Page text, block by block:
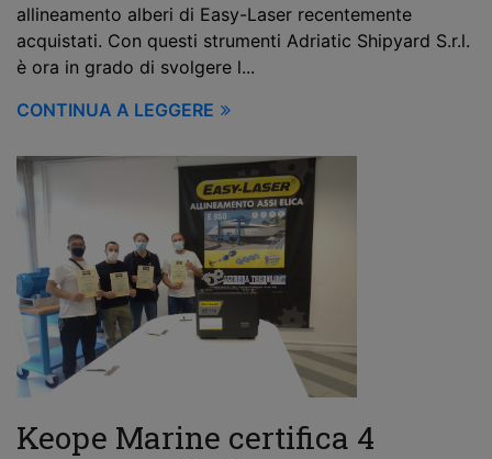
allineamento alberi di Easy-Laser recentemente
acquistati. Con questi strumenti Adriatic Shipyard S.r.l.
è ora in grado di svolgere l...
CONTINUA A LEGGERE
Keope Marine certifica 4